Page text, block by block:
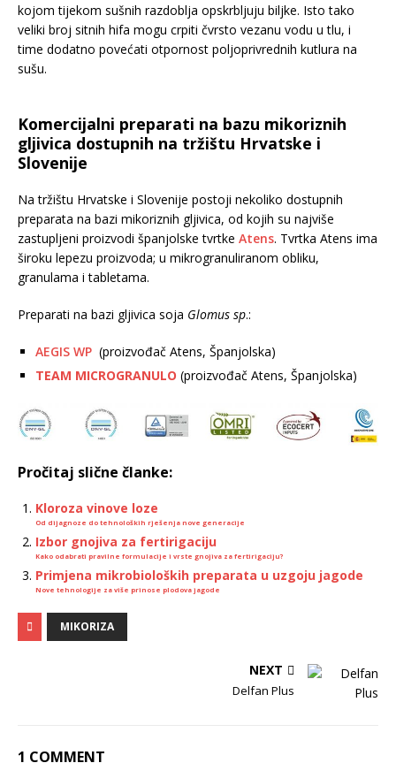
kojom tijekom sušnih razdoblja opskrbljuju biljke. Isto tako
veliki broj sitnih hifa mogu crpiti čvrsto vezanu vodu u tlu, i
time dodatno povećati otpornost poljoprivrednih kutlura na
sušu.
Komercijalni preparati na bazu mikoriznih
gljivica dostupnih na tržištu Hrvatske i
Slovenije
Na tržištu Hrvatske i Slovenije postoji nekoliko dostupnih
preparata na bazi mikoriznih gljivica, od kojih su najviše
zastupljeni proizvodi španjolske tvrtke Atens. Tvrtka Atens ima
široku lepezu proizvoda; u mikrogranuliranom obliku,
granulama i tabletama.
Preparati na bazi gljivica soja Glomus sp.:
AEGIS WP (proizvođač Atens, Španjolska)
TEAM MICROGRANULO (proizvođač Atens, Španjolska)
Pročitaj slične članke:
Kloroza vinove loze
Od dijagnoze do tehnoloških rješenja nove generacije
Izbor gnojiva za fertirigaciju
Kako odabrati pravilne formulacije i vrste gnojiva za fertirigaciju?
Primjena mikrobioloških preparata u uzgoju jagode
Nove tehnologije za više prinose plodova jagode
MIKORIZA
NEXT
Delfan Plus
1 COMMENT